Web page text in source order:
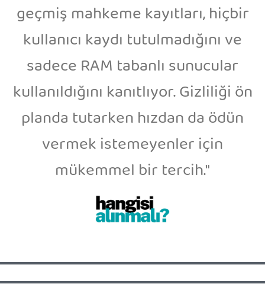
geçmiş mahkeme kayıtları, hiçbir
kullanıcı kaydı tutulmadığını ve
sadece RAM tabanlı sunucular
kullanıldığını kanıtlıyor. Gizliliği ön
planda tutarken hızdan da ödün
vermek istemeyenler için
mükemmel bir tercih."